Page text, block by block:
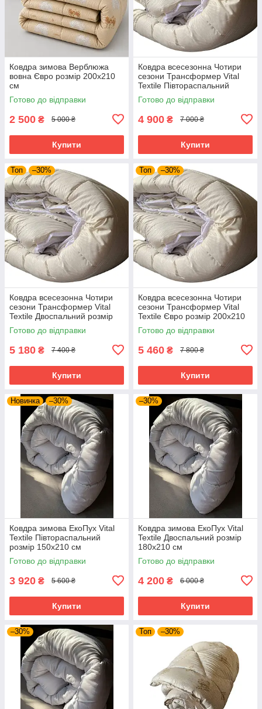
Ковдра зимова Верблюжа
вовна Євро розмір 200х210
см
Готово до відправки
2 500 ₴ 5 000 ₴
Купити
Ковдра всесезонна Чотири
сезони Трансформер Vital
Textile Півтораспальний
розмір 150х210 см
Готово до відправки
4 900 ₴ 7 000 ₴
Купити
Топ –30%
Ковдра всесезонна Чотири
сезони Трансформер Vital
Textile Двоспальний розмір
180х210 см
Готово до відправки
5 180 ₴ 7 400 ₴
Купити
Топ –30%
Ковдра всесезонна Чотири
сезони Трансформер Vital
Textile Євро розмір 200х210
см
Готово до відправки
5 460 ₴ 7 800 ₴
Купити
Новинка –30%
Ковдра зимова ЕкоПух Vital
Textile Півтораспальний
розмір 150х210 см
Готово до відправки
3 920 ₴ 5 600 ₴
Купити
–30%
Ковдра зимова ЕкоПух Vital
Textile Двоспальний розмір
180х210 см
Готово до відправки
4 200 ₴ 6 000 ₴
Купити
–30% Топ –30%